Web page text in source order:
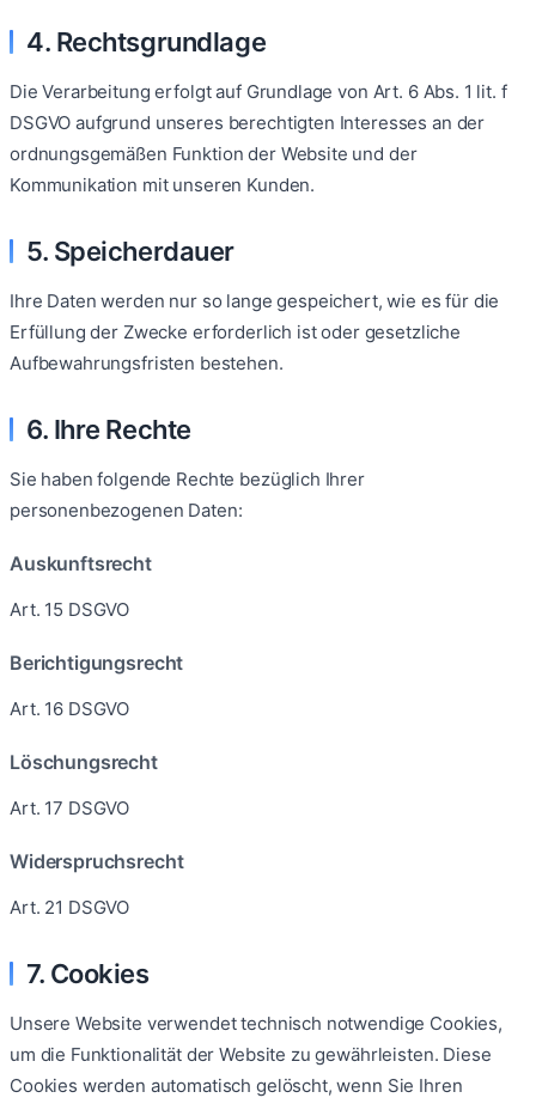
4. Rechtsgrundlage
Die Verarbeitung erfolgt auf Grundlage von Art. 6 Abs. 1 lit. f
DSGVO aufgrund unseres berechtigten Interesses an der
ordnungsgemäßen Funktion der Website und der
Kommunikation mit unseren Kunden.
5. Speicherdauer
Ihre Daten werden nur so lange gespeichert, wie es für die
Erfüllung der Zwecke erforderlich ist oder gesetzliche
Aufbewahrungsfristen bestehen.
6. Ihre Rechte
Sie haben folgende Rechte bezüglich Ihrer
personenbezogenen Daten:
Auskunftsrecht
Art. 15 DSGVO
Berichtigungsrecht
Art. 16 DSGVO
Löschungsrecht
Art. 17 DSGVO
Widerspruchsrecht
Art. 21 DSGVO
7. Cookies
Unsere Website verwendet technisch notwendige Cookies,
um die Funktionalität der Website zu gewährleisten. Diese
Cookies werden automatisch gelöscht, wenn Sie Ihren